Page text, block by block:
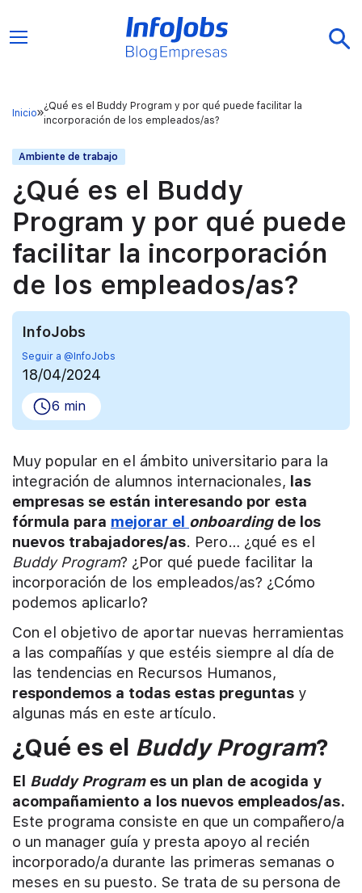
Inicio
¿Qué es el Buddy Program y por qué puede facilitar la
incorporación de los empleados/as?
Ambiente de trabajo
¿Qué es el Buddy
Program y por qué puede
facilitar la incorporación
de los empleados/as?
InfoJobs
Seguir a @InfoJobs
18/04/2024
6 min
Muy popular en el ámbito universitario para la
integración de alumnos internacionales, las
empresas se están interesando por esta
fórmula para mejorar el onboarding de los
nuevos trabajadores/as. Pero… ¿qué es el
Buddy Program? ¿Por qué puede facilitar la
incorporación de los empleados/as? ¿Cómo
podemos aplicarlo?
Con el objetivo de aportar nuevas herramientas
a las compañías y que estéis siempre al día de
las tendencias en Recursos Humanos,
respondemos a todas estas preguntas y
algunas más en este artículo.
¿Qué es el Buddy Program?
El Buddy Programes un plan de acogida y
acompañamiento a los nuevos empleados/as.
Este programa consiste en que un compañero/a
o un manager guía y presta apoyo al recién
incorporado/a durante las primeras semanas o
meses en su puesto. Se trata de su persona de